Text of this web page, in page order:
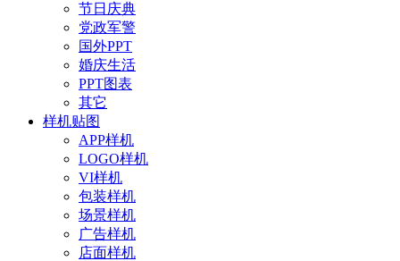
节日庆典
党政军警
国外PPT
婚庆生活
PPT图表
其它
样机贴图
APP样机
LOGO样机
VI样机
包装样机
场景样机
广告样机
店面样机